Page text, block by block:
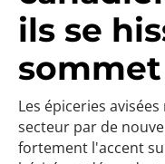
ils se
sommet
Les épiceries
secteur par de
fortement l'accent